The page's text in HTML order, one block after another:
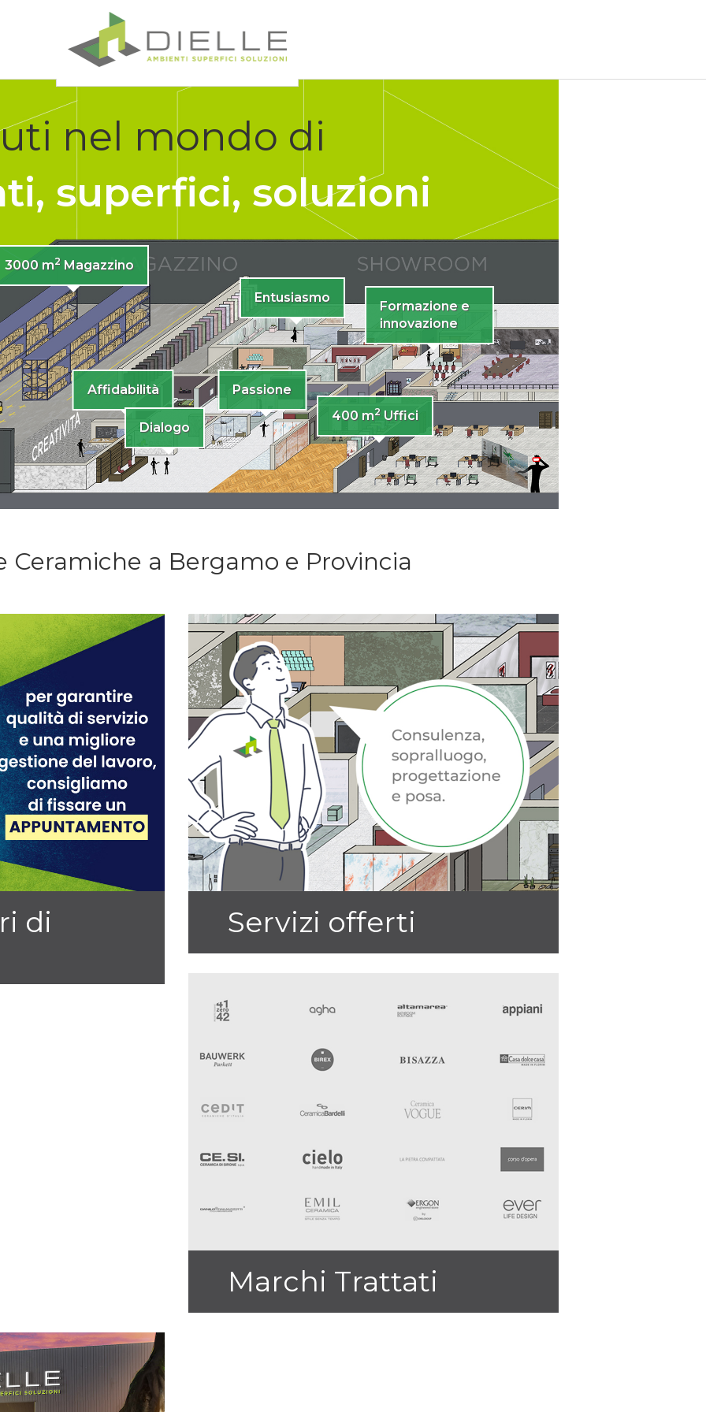
Dielle Ceramiche
nel mondo di
superfici, soluzioni
3000 m2 Magazzino
Affidabilità
Dialogo
Passione
Entusiasmo
Formazione e
innovazione
400 m2 Uffici
Ceramiche a Bergamo e Provincia
di Servizi offerti
Marchi Trattati